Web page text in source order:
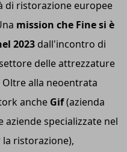
di ristorazione europee
mission che Fine si è
2023 dall'incontro di
delle attrezzature
alla neoentrata
anche Gif(azienda
aziende specializzate nel
ristorazione),